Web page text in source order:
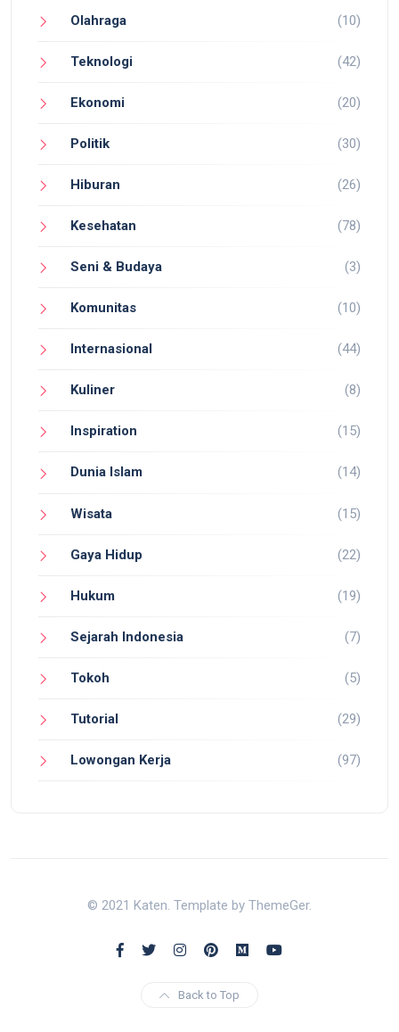
Olahraga (10)
Teknologi (42)
Ekonomi (20)
Politik (30)
Hiburan (26)
Kesehatan (78)
Seni & Budaya (3)
Komunitas (10)
Internasional (44)
Kuliner (8)
Inspiration (15)
Dunia Islam (14)
Wisata (15)
Gaya Hidup (22)
Hukum (19)
Sejarah Indonesia (7)
Tokoh (5)
Tutorial (29)
Lowongan Kerja (97)
© 2021 Katen. Template by ThemeGer.
Back to Top